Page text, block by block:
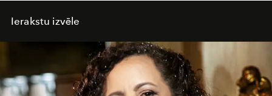
Ierakstu izvēle